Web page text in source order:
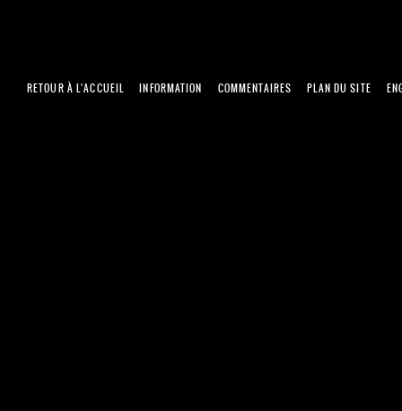
RETOUR À L'ACCUEIL INFORMATION COMMENTAIRES PLAN DU SITE